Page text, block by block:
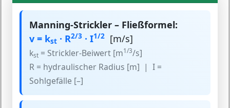
Manning-Strickler – Fließformel:
v = kst · R2/3 · I1/2 [m/s]
kst = Strickler-Beiwert [m1/3/s]
R = hydraulischer Radius [m] | I =
Sohlgefälle [–]